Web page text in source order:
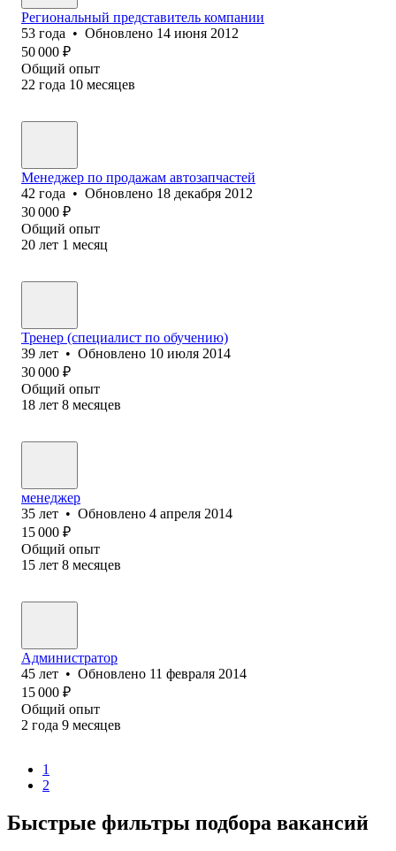
Региональный представитель компании
53 года • Обновлено 14 июня 2012
50 000 ₽
Общий опыт
22 года 10 месяцев
Менеджер по продажам автозапчастей
42 года • Обновлено 18 декабря 2012
30 000 ₽
Общий опыт
20 лет 1 месяц
Тренер (специалист по обучению)
39 лет • Обновлено 10 июля 2014
30 000 ₽
Общий опыт
18 лет 8 месяцев
менеджер
35 лет • Обновлено 4 апреля 2014
15 000 ₽
Общий опыт
15 лет 8 месяцев
Администратор
45 лет • Обновлено 11 февраля 2014
15 000 ₽
Общий опыт
2 года 9 месяцев
1
2
Быстрые фильтры подбора вакансий